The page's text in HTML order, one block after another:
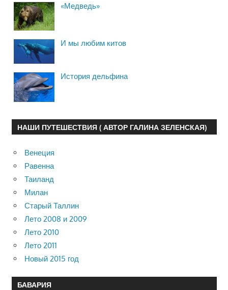
«Медведь»
И мы любим китов
История дельфина
НАШИ ПУТЕШЕСТВИЯ ( АВТОР ГАЛИНА ЗЕЛЕНСКАЯ)
Венеция
Равенна
Таиланд
Милан
Старый Таллин
Лето 2008 и 2009
Лето 2010
Лето 2011
Новый 2015 год
БАВАРИЯ